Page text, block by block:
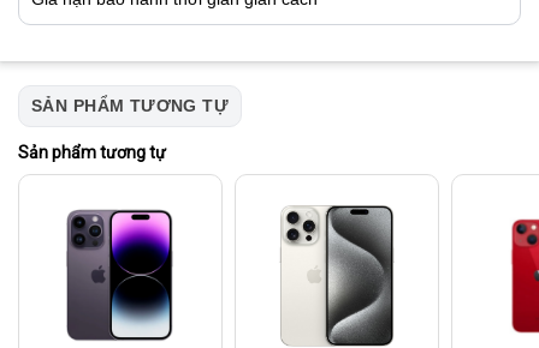
SẢN PHẨM TƯƠNG TỰ
Sản phẩm tương tự